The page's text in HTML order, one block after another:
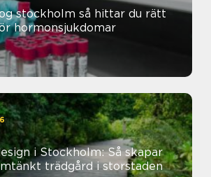
så hittar du rätt
hormonsjukdomar
i Stockholm: Så skapar
trädgård i storstaden